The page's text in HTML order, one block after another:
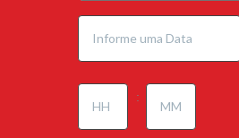
:
HH MM